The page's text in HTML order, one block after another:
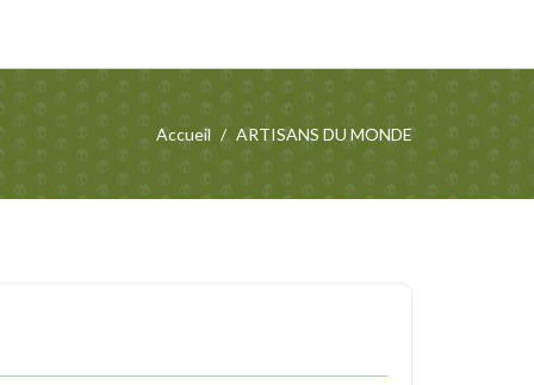
Accueil ARTISANS DU MONDE